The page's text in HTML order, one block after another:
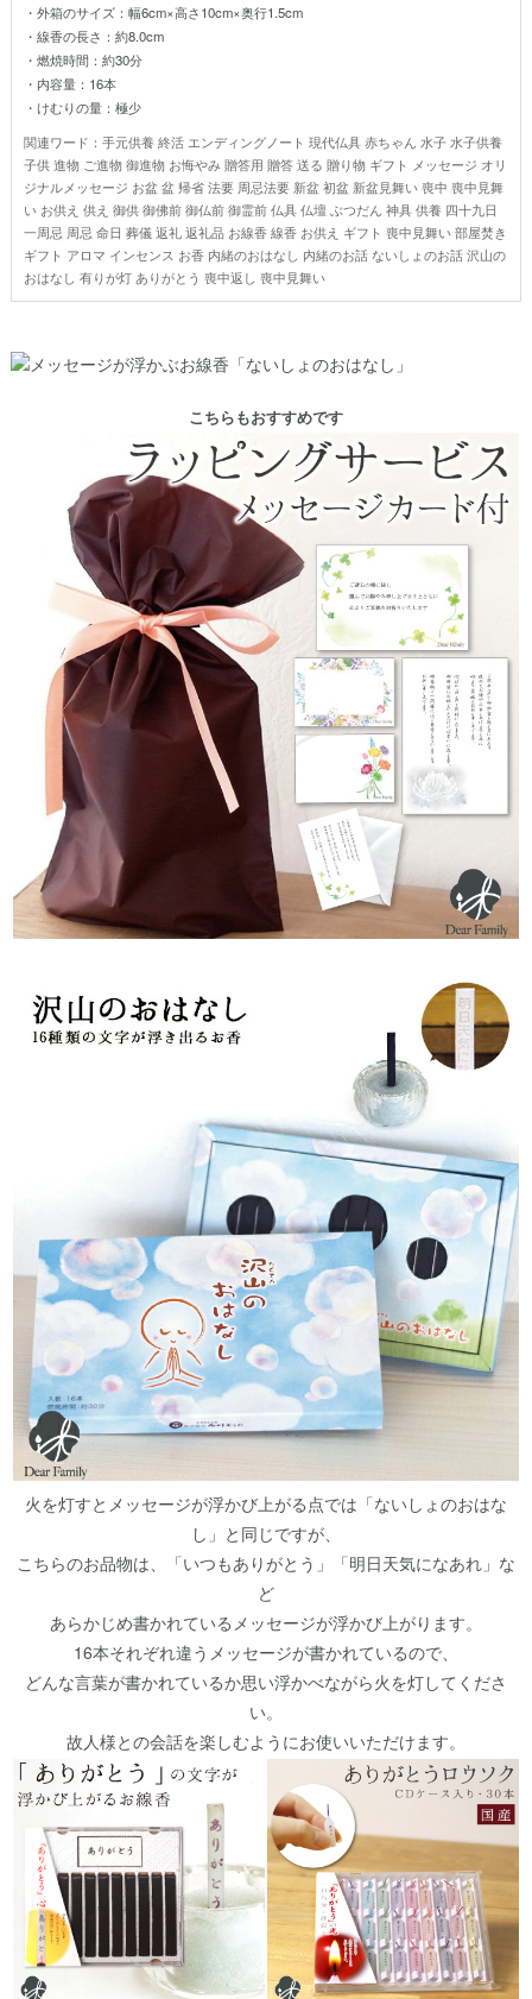
・外箱のサイズ：幅6cm×高さ10cm×奥行1.5cm
・線香の長さ：約8.0cm
・燃焼時間：約30分
・内容量：16本
・けむりの量：極少
関連ワード：手元供養 終活 エンディングノート 現代仏具 赤ちゃん 水子 水子供養
子供 進物 ご進物 御進物 お悔やみ 贈答用 贈答 送る 贈り物 ギフト メッセージ オリ
ジナルメッセージ お盆 盆 帰省 法要 周忌法要 新盆 初盆 新盆見舞い 喪中 喪中見舞
い お供え 供え 御供 御佛前 御仏前 御霊前 仏具 仏壇 ぶつだん 神具 供養 四十九日
一周忌 周忌 命日 葬儀 返礼 返礼品 お線香 線香 お供え ギフト 喪中見舞い 部屋焚き
ギフト アロマ インセンス お香 内緒のおはなし 内緒のお話 ないしょのお話 沢山の
おはなし 有りが灯 ありがとう 喪中返し 喪中見舞い
こちらもおすすめです
火を灯すとメッセージが浮かび上がる点では「ないしょのおはな
し」と同じですが、
こちらのお品物は、「いつもありがとう」「明日天気になあれ」な
ど
あらかじめ書かれているメッセージが浮かび上がります。
16本それぞれ違うメッセージが書かれているので、
どんな言葉が書かれているか思い浮かべながら火を灯してくださ
い。
故人様との会話を楽しむようにお使いいただけます。